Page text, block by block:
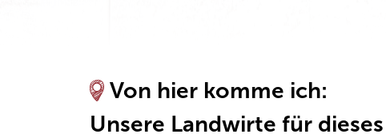
Von hier komme ich:
Unsere Landwirte für